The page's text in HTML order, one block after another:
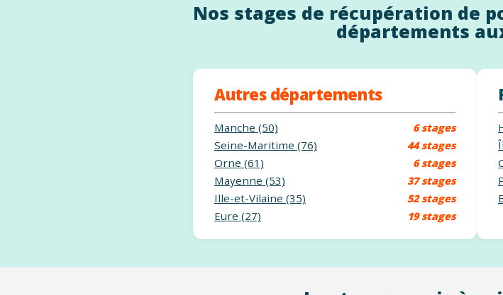
Nos stages de récupération de
départements
Autres départements
Manche (50) 6 stages
Seine-Maritime (76) 44 stages
Orne (61) 6 stages
Mayenne (53) 37 stages
Ille-et-Vilaine (35) 52 stages
Eure (27) 19 stages